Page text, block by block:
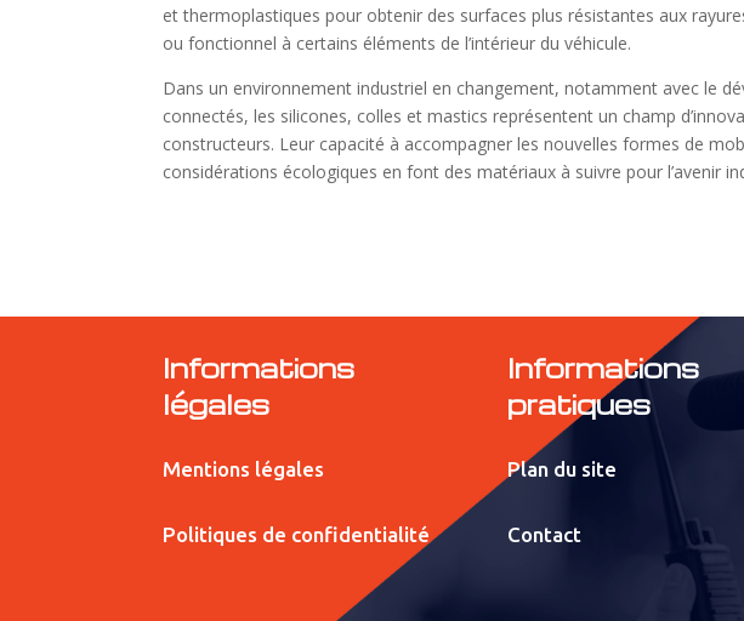
et thermoplastiques pour obtenir des surfaces plus résistantes aux
ou fonctionnel à certains éléments de l’intérieur du véhicule.
Dans un environnement industriel en changement, notamment avec le
connectés, les silicones, colles et mastics représentent un champ
constructeurs. Leur capacité à accompagner les nouvelles formes de
considérations écologiques en font des matériaux à suivre pour l’avenir
Informations
légales
Mentions légales
Politiques de confidentialité
Informations
pratiques
Plan du site
Contact